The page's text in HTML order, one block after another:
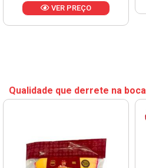
VER PREÇO
Qualidade que derrete na boca